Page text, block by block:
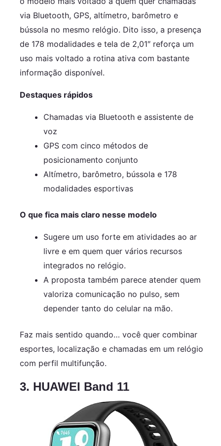
via Bluetooth, GPS, altímetro, barômetro e
bússola no mesmo relógio. Dito isso, a presença
de 178 modalidades e tela de 2,01″ reforça um
uso mais voltado a rotina ativa com bastante
informação disponível.
Destaques rápidos
Chamadas via Bluetooth e assistente de
voz
GPS com cinco métodos de
posicionamento conjunto
Altímetro, barômetro, bússola e 178
modalidades esportivas
O que fica mais claro nesse modelo
Sugere um uso forte em atividades ao ar
livre e em quem quer vários recursos
integrados no relógio.
A proposta também parece atender quem
valoriza comunicação no pulso, sem
depender tanto do celular na mão.
Faz mais sentido quando… você quer combinar
esportes, localização e chamadas em um relógio
com perfil multifunção.
3. HUAWEI Band 11